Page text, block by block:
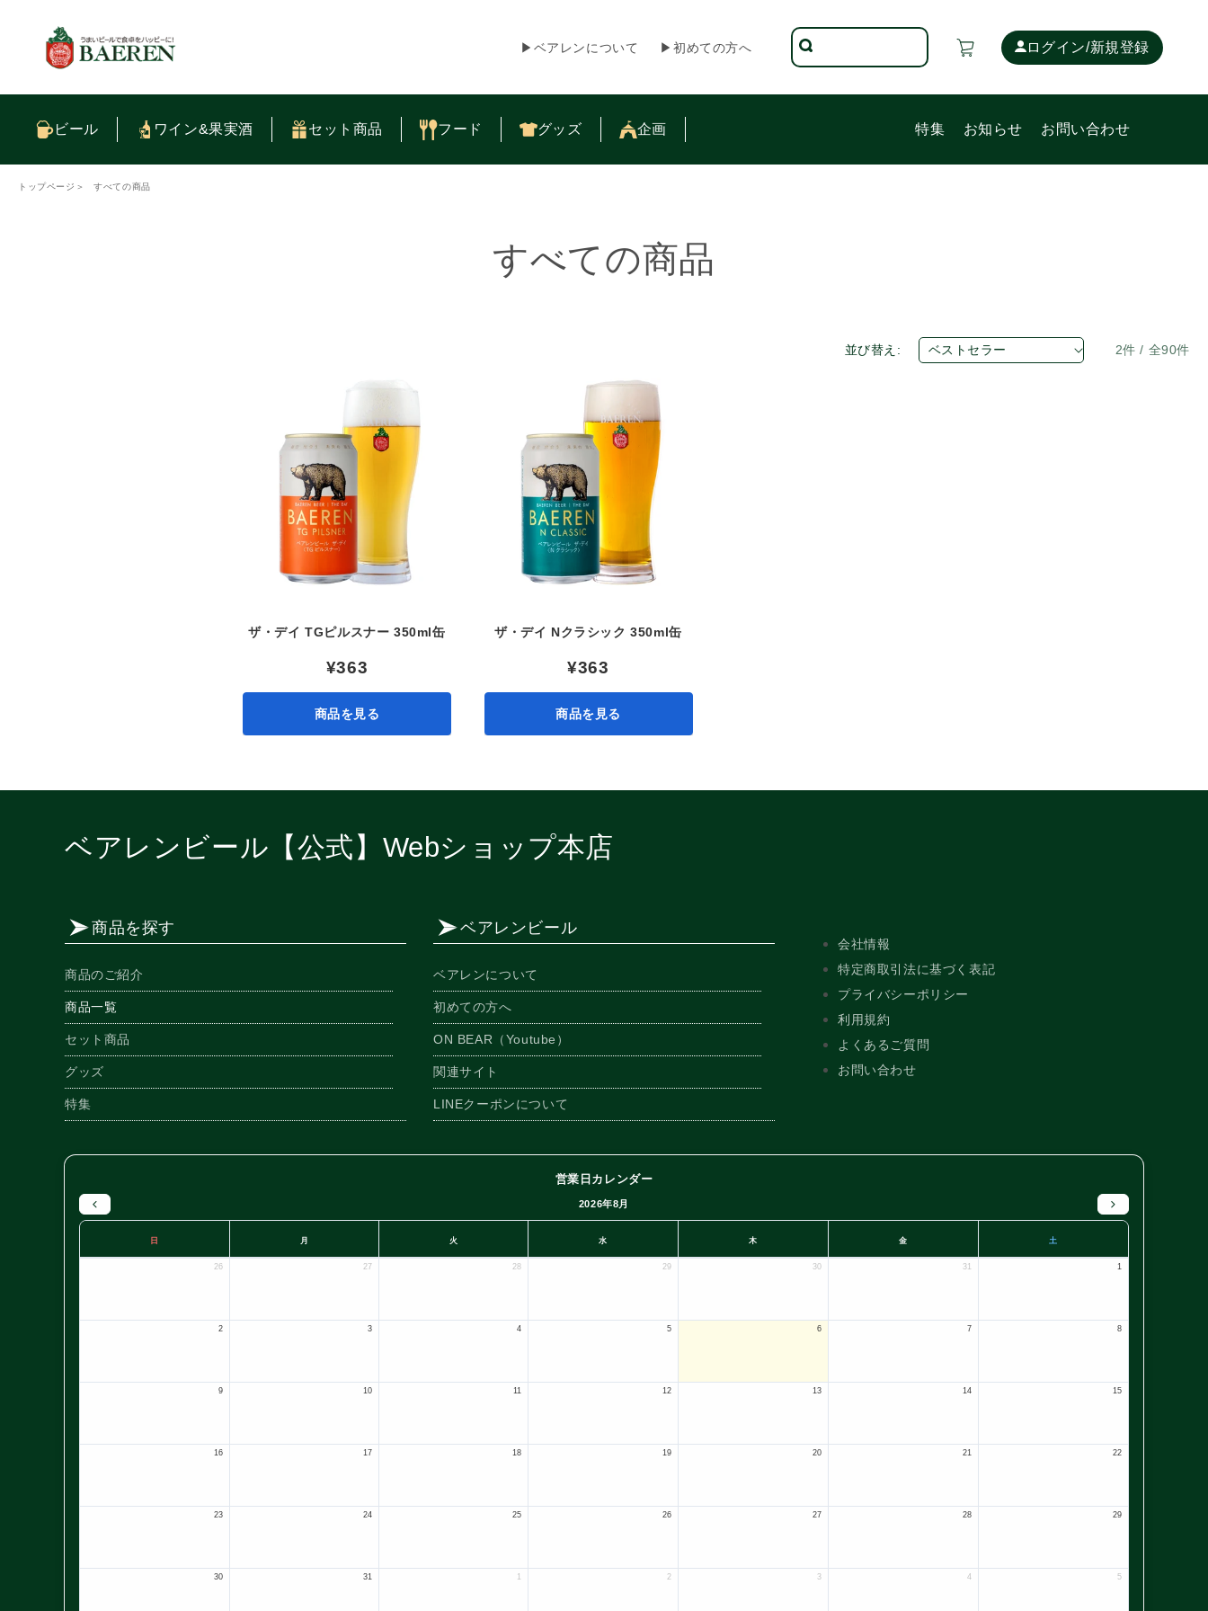
進む
▶︎ベアレンについて ▶︎初めての方へ
ー
ログイン/新規登録
ビール ワイン&果実酒 セット商品 フード グッズ 企画 特集 お知らせ お問い合わせ
トップページ ＞ すべての商品
コ
ョ
ン
すべての商品
並び替え: 2件 / 全90件
ザ・デイ TGピルスナー 350ml缶
¥363
商品を見る
ザ・デイ Nクラシック 350ml缶
¥363
商品を見る
ベアレンビール【公式】Webショップ本店
商品を探す
商品のご紹介
商品一覧
セット商品
グッズ
特集
ベアレンビール
ベアレンについて
初めての方へ
ON BEAR（Youtube）
関連サイト
LINEクーポンについて
会社情報
特定商取引法に基づく表記
プライバシーポリシー
利用規約
よくあるご質問
お問い合わせ
営業日カレンダー
2026年8月
日 月 火 水 木 金 土
26 27 28 29 30 31 1
2 3 4 5 6 7 8
9 10 11 12 13 14 15
16 17 18 19 20 21 22
23 24 25 26 27 28 29
30 31 1 2 3 4 5